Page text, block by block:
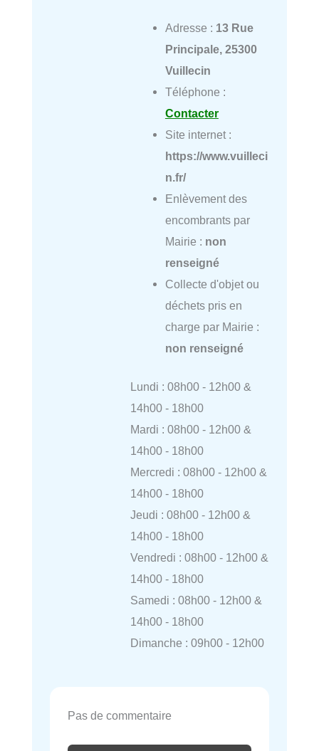
Adresse : 13 Rue
Principale, 25300
Vuillecin
Téléphone :
Contacter
Site internet :
https://www.vuilleci
n.fr/
Enlèvement des
encombrants par
Mairie : non
renseigné
Collecte d'objet ou
déchets pris en
charge par Mairie :
non renseigné
Lundi : 08h00 - 12h00 &
14h00 - 18h00
Mardi : 08h00 - 12h00 &
14h00 - 18h00
Mercredi : 08h00 - 12h00 &
14h00 - 18h00
Jeudi : 08h00 - 12h00 &
14h00 - 18h00
Vendredi : 08h00 - 12h00 &
14h00 - 18h00
Samedi : 08h00 - 12h00 &
14h00 - 18h00
Dimanche : 09h00 - 12h00
Pas de commentaire